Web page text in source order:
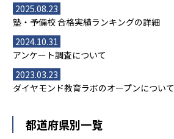
2025.08.23
塾・予備校 合格実績ランキングの詳細
2024.10.31
アンケート調査について
2023.03.23
ダイヤモンド教育ラボのオープンについて
都道府県別一覧